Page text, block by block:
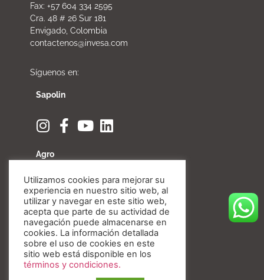
Fax: +57 604 334 2595
Cra. 48 # 26 Sur 181
Envigado, Colombia
contactenos@invesa.com
Síguenos en:
Sapolin
Agro
Fibratore
Utilizamos cookies para mejorar su
experiencia en nuestro sitio web, al
utilizar y navegar en este sitio web,
acepta que parte de su actividad de
navegación puede almacenarse en
cookies. La información detallada
sobre el uso de cookies en este
sitio web está disponible en los
términos y condiciones.